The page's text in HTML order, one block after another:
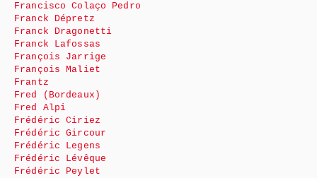
Francisco Colaço Pedro
Franck Dépretz
Franck Dragonetti
Franck Lafossas
François Jarrige
François Maliet
Frantz
Fred (Bordeaux)
Fred Alpi
Frédéric Ciriez
Frédéric Gircour
Frédéric Legens
Frédéric Lévêque
Frédéric Peylet